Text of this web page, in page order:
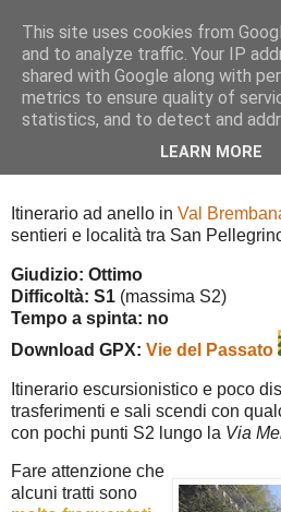
Vie del Passato
Itinerario ad anello in Val
sentieri e località tra San
Giudizio: Ottimo
Difficoltà: S1 (massima S2)
Tempo a spinta: no
Download GPX: Vie del Passato
Itinerario escursionistico e poco
trasferimenti e sali scendi con
con pochi punti S2 lungo la Via
Fare attenzione che
alcuni tratti sono
This site uses cookies from
and to analyze traffic. Your IP
shared with Google along with
metrics to ensure quality of
statistics, and to detect and
LEARN MORE